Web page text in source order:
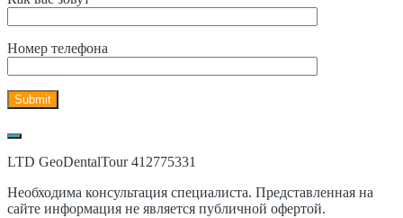
Номер телефона
LTD GeoDentalTour 412775331
Необходима консультация специалиста. Представленная на
сайте информация не является публичной офертой.